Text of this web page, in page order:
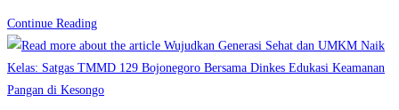
Continue ReadingWujudkan
Keluarga
Berkualitas:
TMMD